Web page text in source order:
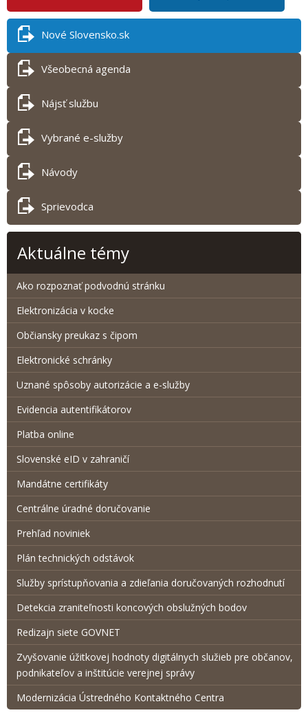
Nové Slovensko.sk
Všeobecná agenda
Nájsť službu
Vybrané e-služby
Návody
Sprievodca
Aktuálne témy
Ako rozpoznať podvodnú stránku
Elektronizácia v kocke
Občiansky preukaz s čipom
Elektronické schránky
Uznané spôsoby autorizácie a e-služby
Evidencia autentifikátorov
Platba online
Slovenské eID v zahraničí
Mandátne certifikáty
Centrálne úradné doručovanie
Prehľad noviniek
Plán technických odstávok
Služby sprístupňovania a zdieľania doručovaných rozhodnutí
Detekcia zraniteľnosti koncových obslužných bodov
Redizajn siete GOVNET
Zvyšovanie úžitkovej hodnoty digitálnych služieb pre občanov,
podnikateľov a inštitúcie verejnej správy
Modernizácia Ústredného Kontaktného Centra